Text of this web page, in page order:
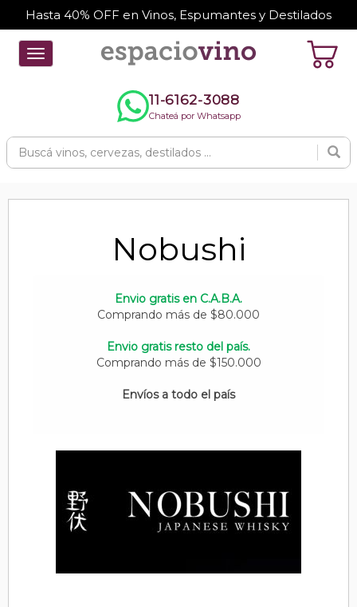
Hasta 40% OFF en Vinos, Espumantes y Destilados
Toggle
navigation
11-6162-3088
Chateá por Whatsapp
Nobushi
Envio gratis en C.A.B.A.
Comprando más de $80.000
Envio gratis resto del país.
Comprando más de $150.000
Envíos a todo el país